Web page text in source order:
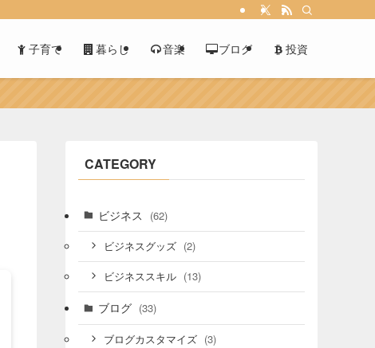
子育て 暮らし 音楽 ブログ 投資
CATEGORY
ビジネス (62)
ビジネスグッズ (2)
ビジネススキル (13)
ブログ (33)
ブログカスタマイズ (3)